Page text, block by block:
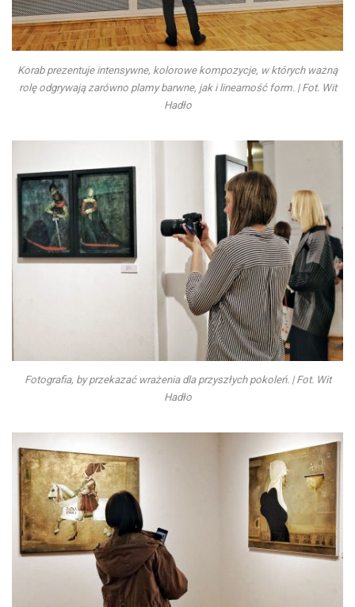
Korab prezentuje intensywne, kolorowe kompozycje, w których ważną
rolę odgrywają zarówno plamy barwne, jak i linearność form. | Fot. Wit
Hadło
Fotografia, by przekazać wrażenia dla przyszłych pokoleń. | Fot. Wit
Hadło